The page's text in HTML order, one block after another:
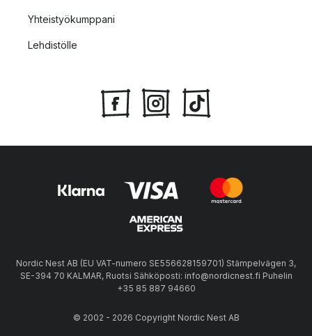
Yhteistyökumppani
Lehdistölle
Nordic Nest AB (EU VAT-numero SE556628159701) Stämpelvägen 3,
SE-394 70 KALMAR, Ruotsi Sähköposti: info@nordicnest.fi Puhelin
+35 85 887 94660
© 2002 - 2026 Copyright Nordic Nest AB